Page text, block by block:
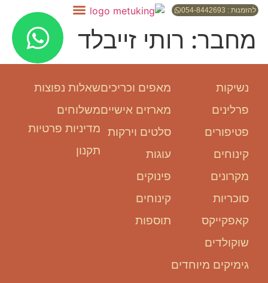
להזמנות : 054-8442693
מחבר: רותי זייבלד
שאלות נפוצות
משלוחים
מדיניות פרטיות
תקנון
נשיקות
פרלינים
פטיפורים
קינוחים
מקרונים
סוכריות
קאפקייקס
שוקולדים
גימיקים מיוחדים
מאפים וכריכים
מארזים אישיים
סלטים וירקות
עוגות
פינוקים
קינוחים
תוספות